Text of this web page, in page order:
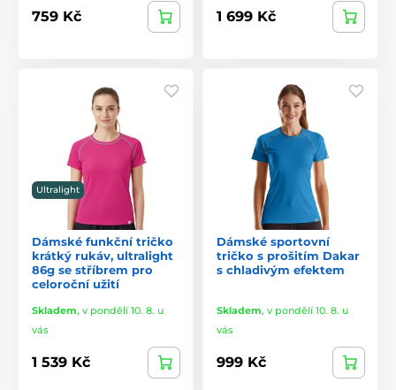
759 Kč 1 699 Kč
Ultralight
Dámské funkční tričko
krátký rukáv, ultralight
86g se stříbrem pro
celoroční užití
Skladem, v pondělí 10. 8. u
vás
1 539 Kč
Dámské sportovní
tričko s prošitím Dakar
s chladivým efektem
Skladem, v pondělí 10. 8. u
vás
999 Kč